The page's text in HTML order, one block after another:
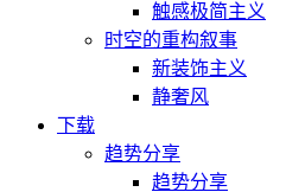
触感极简主义
时空的重构叙事
新装饰主义
静奢风
下载
趋势分享
趋势分享